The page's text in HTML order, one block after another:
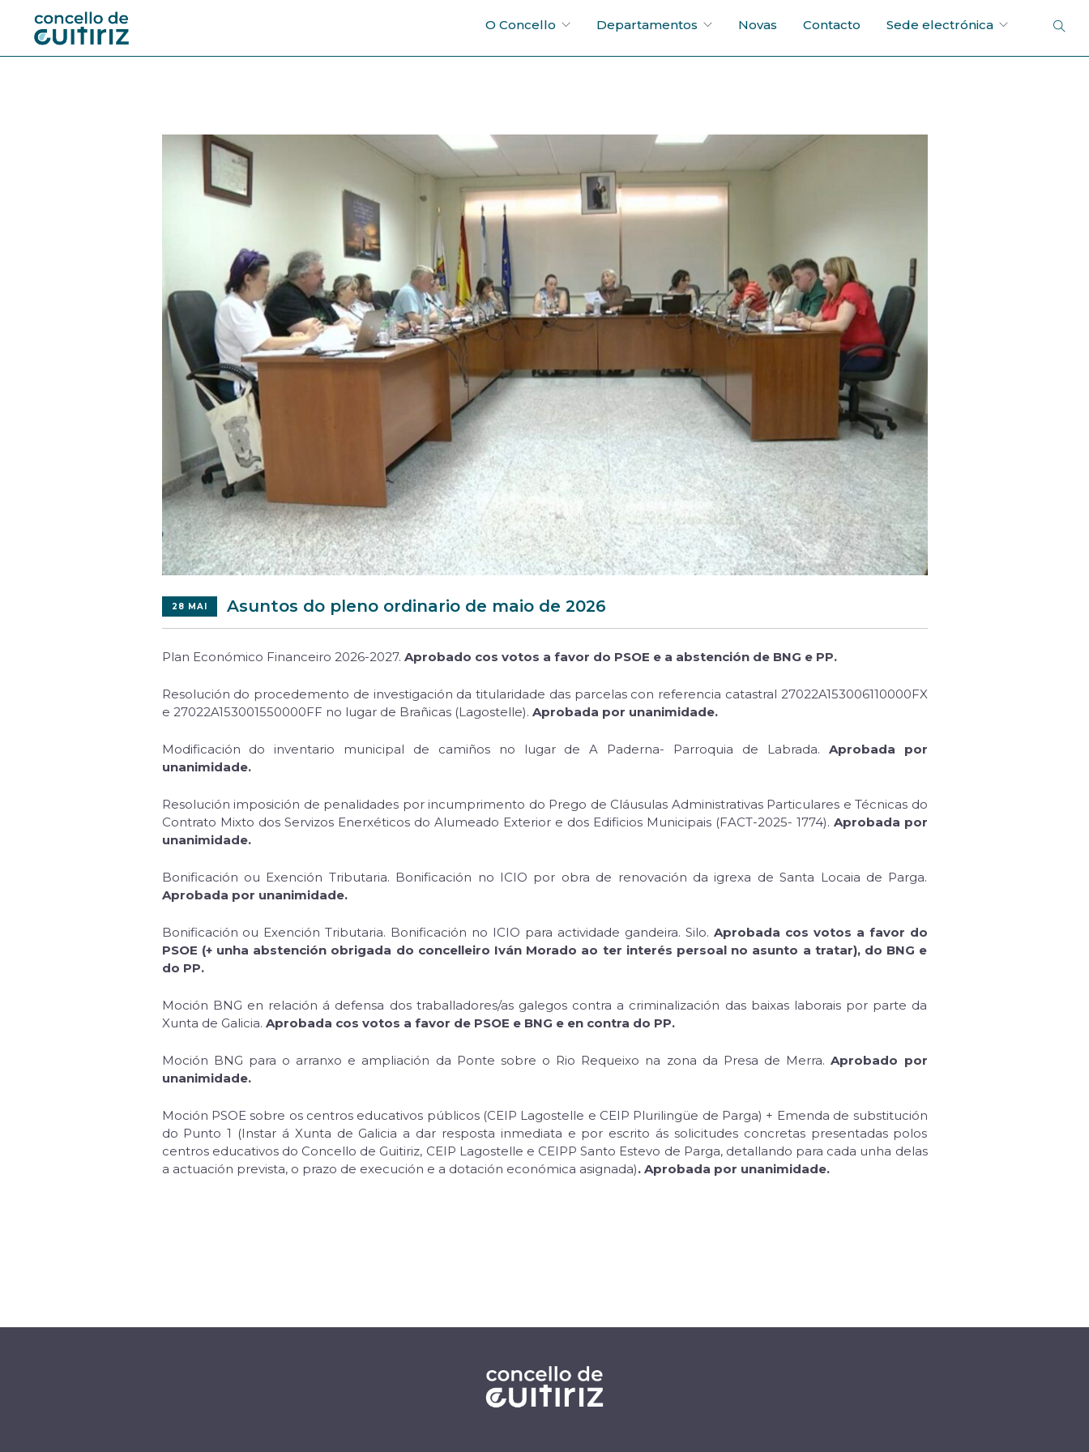
O Concello Departamentos Novas Contacto Sede electrónica
28 MAI Asuntos do pleno ordinario de maio de 2026
Plan Económico Financeiro 2026-2027. Aprobado cos votos a favor do PSOE e a abstención de BNG e PP.
Resolución do procedemento de investigación da titularidade das parcelas con referencia catastral 27022A153006110000FX
e 27022A153001550000FF no lugar de Brañicas (Lagostelle). Aprobada por unanimidade.
Modificación do inventario municipal de camiños no lugar de A Paderna- Parroquia de Labrada. Aprobada por
unanimidade.
Resolución imposición de penalidades por incumprimento do Prego de Cláusulas Administrativas Particulares e Técnicas do
Contrato Mixto dos Servizos Enerxéticos do Alumeado Exterior e dos Edificios Municipais (FACT-2025- 1774). Aprobada por
unanimidade.
Bonificación ou Exención Tributaria. Bonificación no ICIO por obra de renovación da igrexa de Santa Locaia de Parga.
Aprobada por unanimidade.
Bonificación ou Exención Tributaria. Bonificación no ICIO para actividade gandeira. Silo. Aprobada cos votos a favor do
PSOE (+ unha abstención obrigada do concelleiro Iván Morado ao ter interés persoal no asunto a tratar), do BNG e
do PP.
Moción BNG en relación á defensa dos traballadores/as galegos contra a criminalización das baixas laborais por parte da
Xunta de Galicia. Aprobada cos votos a favor de PSOE e BNG e en contra do PP.
Moción BNG para o arranxo e ampliación da Ponte sobre o Rio Requeixo na zona da Presa de Merra.Aprobado por
unanimidade.
Moción PSOE sobre os centros educativos públicos (CEIP Lagostelle e CEIP Plurilingüe de Parga) + Emenda de substitución
do Punto 1 (Instar á Xunta de Galicia a dar resposta inmediata e por escrito ás solicitudes concretas presentadas polos
centros educativos do Concello de Guitiriz, CEIP Lagostelle e CEIPP Santo Estevo de Parga, detallando para cada unha delas
a actuación prevista, o prazo de execución e a dotación económica asignada). Aprobada por unanimidade.